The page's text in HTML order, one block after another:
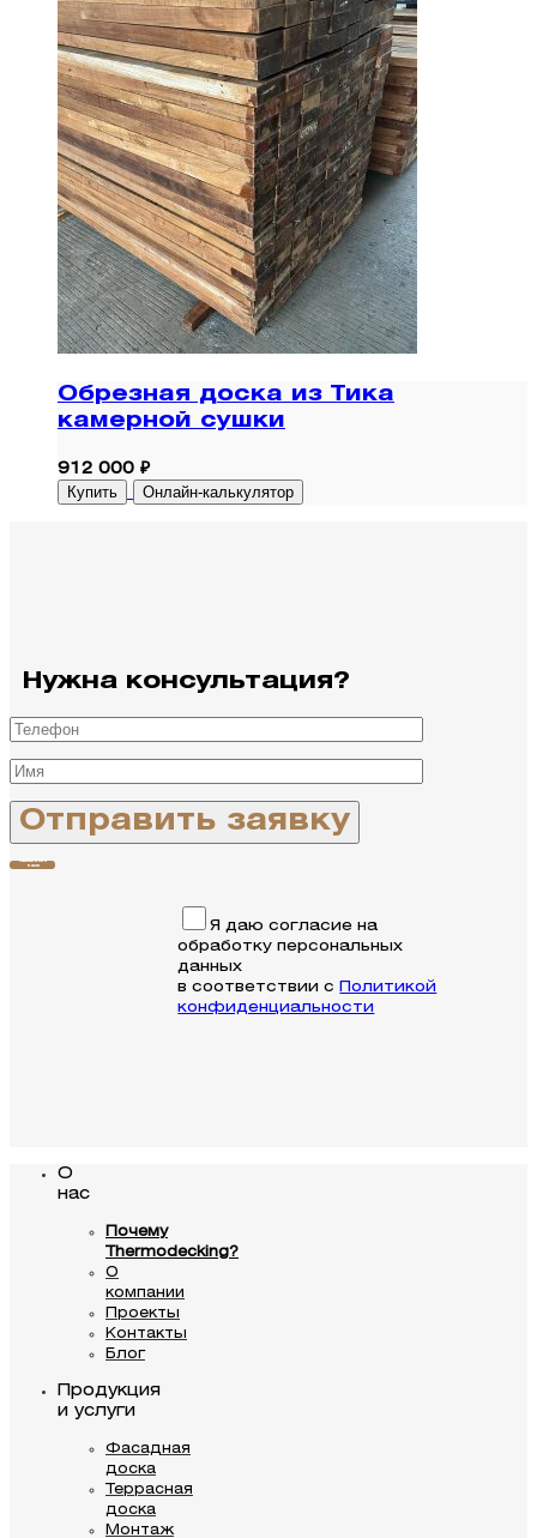
Обрезная доска из Тика
камерной сушки
912 000 ₽
Купить Онлайн-калькулятор
Нужна консультация?
Связаться с
нами
Я даю согласие на
обработку персональных
данных
в соответствии с
Политикой
конфиденциальности
О
нас
Почему
Thermodecking?
О
компании
Проекты
Контакты
Блог
Продукция
и услуги
Фасадная
доска
Террасная
доска
Монтаж